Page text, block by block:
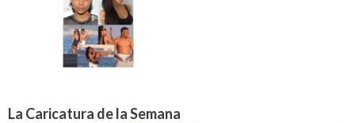
La Caricatura de la Semana